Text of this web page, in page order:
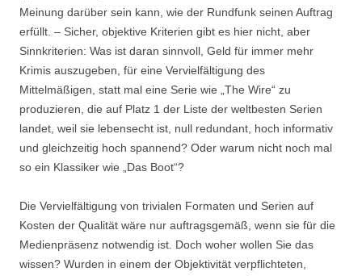
Meinung darüber sein kann, wie der Rundfunk seinen Auftrag
erfüllt. – Sicher, objektive Kriterien gibt es hier nicht, aber
Sinnkriterien: Was ist daran sinnvoll, Geld für immer mehr
Krimis auszugeben, für eine Vervielfältigung des
Mittelmäßigen, statt mal eine Serie wie „The Wire“ zu
produzieren, die auf Platz 1 der Liste der weltbesten Serien
landet, weil sie lebensecht ist, null redundant, hoch informativ
und gleichzeitig hoch spannend? Oder warum nicht noch mal
so ein Klassiker wie „Das Boot“?
Die Vervielfältigung von trivialen Formaten und Serien auf
Kosten der Qualität wäre nur auftragsgemäß, wenn sie für die
Medienpräsenz notwendig ist. Doch woher wollen Sie das
wissen? Wurden in einem der Objektivität verpflichteten,